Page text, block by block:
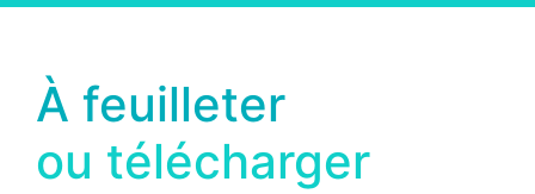
À feuilleter
ou télécharger